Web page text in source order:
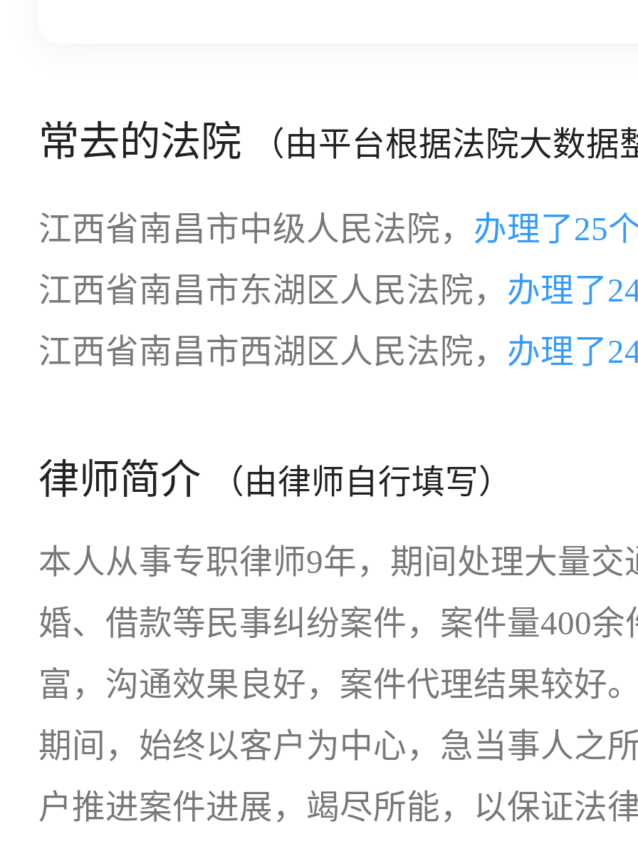
常去的法院 （由平台根据法院大数据
江西省南昌市中级人民法院， 办理了25
江西省南昌市东湖区人民法院， 办理了
江西省南昌市西湖区人民法院， 办理了
律师简介 （由律师自行填写）
本人从事专职律师9年，期间处理大量
婚、借款等民事纠纷案件，案件量400
富，沟通效果良好，案件代理结果较好
期间，始终以客户为中心，急当事人之
户推进案件进展，竭尽所能，以保证法